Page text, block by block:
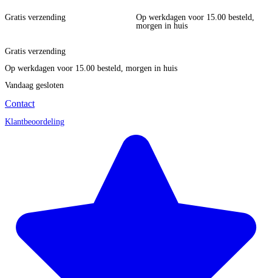
Gratis verzending
Op werkdagen voor 15.00 besteld,
morgen in huis
Gratis verzending
Op werkdagen voor 15.00 besteld, morgen in huis
Vandaag gesloten
Contact
Klantbeoordeling